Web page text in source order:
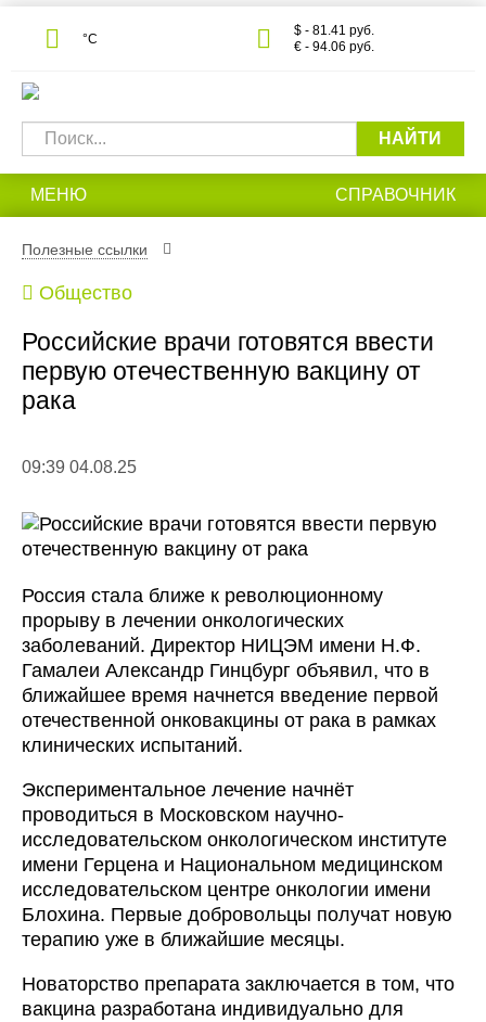
°С
$ - 81.41 руб.
€ - 94.06 руб.
НАЙТИ
МЕНЮ СПРАВОЧНИК
Полезные ссылки
Общество
Российские врачи готовятся ввести
первую отечественную вакцину от
рака
09:39 04.08.25
Россия стала ближе к революционному
прорыву в лечении онкологических
заболеваний. Директор НИЦЭМ имени Н.Ф.
Гамалеи Александр Гинцбург объявил, что в
ближайшее время начнется введение первой
отечественной онковакцины от рака в рамках
клинических испытаний.
Экспериментальное лечение начнёт
проводиться в Московском научно-
исследовательском онкологическом институте
имени Герцена и Национальном медицинском
исследовательском центре онкологии имени
Блохина. Первые добровольцы получат новую
терапию уже в ближайшие месяцы.
Новаторство препарата заключается в том, что
вакцина разработана индивидуально для